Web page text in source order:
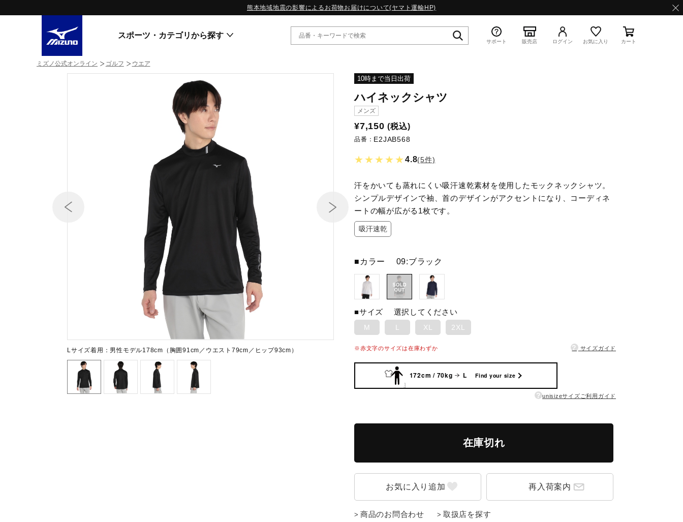
熊本地域地震の影響によるお荷物お届けについて(ヤマト運輸HP)
スポーツ・カテゴリから探す
スニーカー
ウィンタースポーツ
ウォーキングシューズ
スニーカー
すべてのシリーズ
WAVE PROPHECY
ゴアテックス
コラボレーション
その他シリーズ
スペシャルカラーパック｜特集
WP STRAP 2｜特集
マーガレット・ハウエル｜特集
KICKS & ECHO｜特集
スニーカー商品をすべて見る
サポート 販売店 ログイン お気に入り カート
ミズノ公式オンライン ゴルフ ウエア
10時まで当日出荷
ハイネックシャツ
メンズ
Lサイズ着用：男性モデル178cm（胸囲91cm／ウエスト79cm／ヒップ93cm）
¥7,150 (税込)
品番： E2JAB568
★★★★★4.8(5件)
汗をかいても蒸れにくい吸汗速乾素材を使用したモックネックシャツ。
シンプルデザインで袖、首のデザインがアクセントになり、コーディネ
ートの幅が広がる1枚です。
吸汗速乾
■カラー 09:ブラック
■サイズ 選択してください
M L XL 2XL
※赤文字のサイズは在庫わずか ? サイズガイド
172cm / 70kg L Find your size
? unisizeサイズご利用ガイド
在庫切れ
再入荷案内
商品のお問合わせ 取扱店を探す